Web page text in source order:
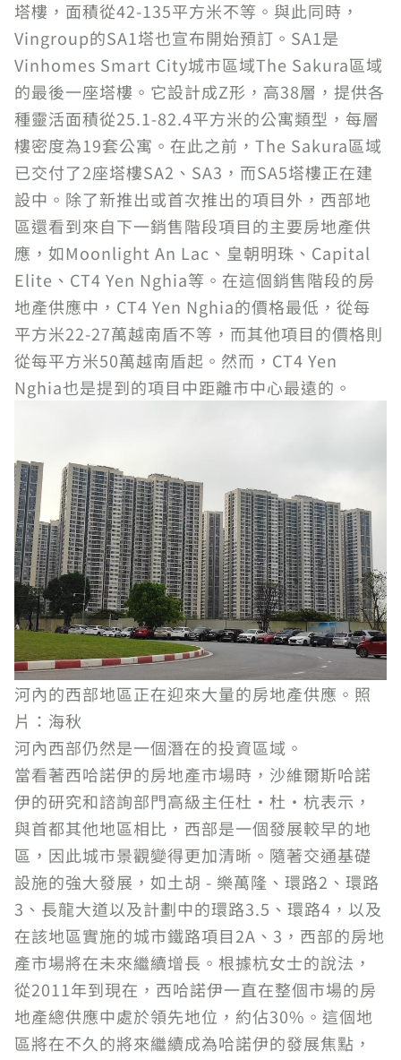
塔樓，面積從42-135平方米不等。與此同時，
Vingroup的SA1塔也宣布開始預訂。SA1是
Vinhomes Smart City城市區域The Sakura區域
的最後一座塔樓。它設計成Z形，高38層，提供各
種靈活面積從25.1-82.4平方米的公寓類型，每層
樓密度為19套公寓。在此之前，The Sakura區域
已交付了2座塔樓SA2、SA3，而SA5塔樓正在建
設中。除了新推出或首次推出的項目外，西部地
區還看到來自下一銷售階段項目的主要房地產供
應，如Moonlight An Lac、皇朝明珠、Capital
Elite、CT4 Yen Nghia等。在這個銷售階段的房
地產供應中，CT4 Yen Nghia的價格最低，從每
平方米22-27萬越南盾不等，而其他項目的價格則
從每平方米50萬越南盾起。然而，CT4 Yen
Nghia也是提到的項目中距離市中心最遠的。
河內的西部地區正在迎來大量的房地產供應。照
片：海秋
河內西部仍然是一個潛在的投資區域。
當看著西哈諾伊的房地產市場時，沙維爾斯哈諾
伊的研究和諮詢部門高級主任杜·杜·杭表示，
與首都其他地區相比，西部是一個發展較早的地
區，因此城市景觀變得更加清晰。隨著交通基礎
設施的強大發展，如土胡 - 樂萬隆、環路2、環路
3、長龍大道以及計劃中的環路3.5、環路4，以及
在該地區實施的城市鐵路項目2A、3，西部的房地
產市場將在未來繼續增長。根據杭女士的說法，
從2011年到現在，西哈諾伊一直在整個市場的房
地產總供應中處於領先地位，約佔30%。這個地
區將在不久的將來繼續成為哈諾伊的發展焦點，